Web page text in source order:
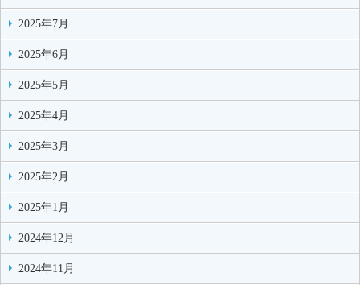
2025年7月
2025年6月
2025年5月
2025年4月
2025年3月
2025年2月
2025年1月
2024年12月
2024年11月